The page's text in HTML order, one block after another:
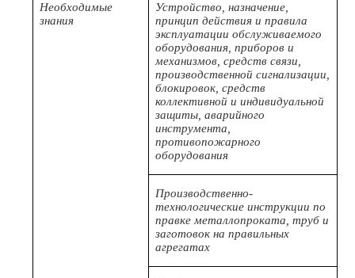
Необходимые
знания
Устройство, назначение,
принцип действия и правила
эксплуатации обслуживаемого
оборудования, приборов и
механизмов, средств связи,
производственной сигнализации,
блокировок, средств
коллективной и индивидуальной
защиты, аварийного
инструмента,
противопожарного
оборудования
Производственно-
технологические инструкции по
правке металлопроката, труб и
заготовок на правильных
агрегатах